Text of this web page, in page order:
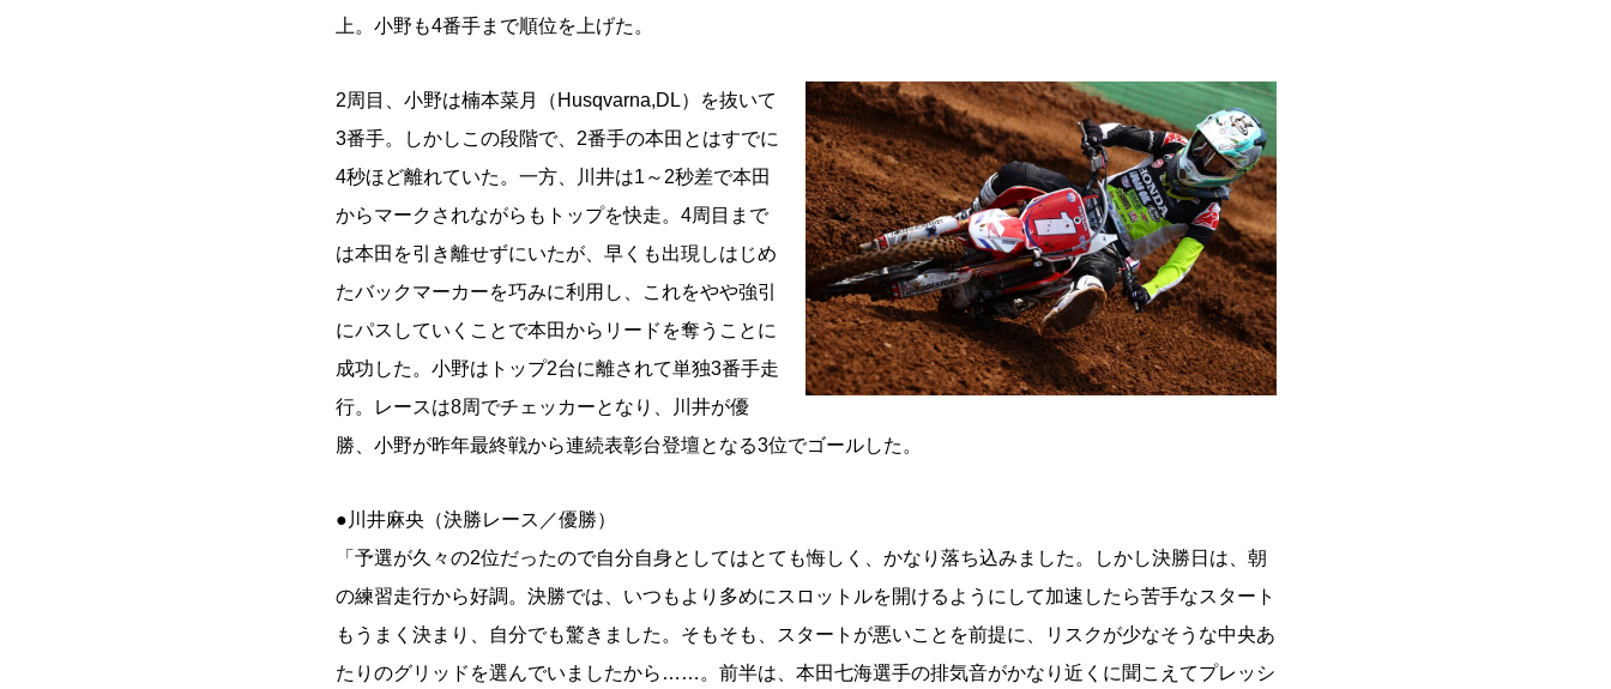
上。小野も4番手まで順位を上げた。
2周目、小野は楠本菜月（Husqvarna,DL）を抜いて
3番手。しかしこの段階で、2番手の本田とはすでに
4秒ほど離れていた。一方、川井は1～2秒差で本田
からマークされながらもトップを快走。4周目まで
は本田を引き離せずにいたが、早くも出現しはじめ
たバックマーカーを巧みに利用し、これをやや強引
にパスしていくことで本田からリードを奪うことに
成功した。小野はトップ2台に離されて単独3番手走
行。レースは8周でチェッカーとなり、川井が優
勝、小野が昨年最終戦から連続表彰台登壇となる3位でゴールした。
●川井麻央（決勝レース／優勝）
「予選が久々の2位だったので自分自身としてはとても悔しく、かなり落ち込みました。しかし決勝日は、朝
の練習走行から好調。決勝では、いつもより多めにスロットルを開けるようにして加速したら苦手なスタート
もうまく決まり、自分でも驚きました。そもそも、スタートが悪いことを前提に、リスクが少なそうな中央あ
たりのグリッドを選んでいましたから……。前半は、本田七海選手の排気音がかなり近くに聞こえてプレッシ